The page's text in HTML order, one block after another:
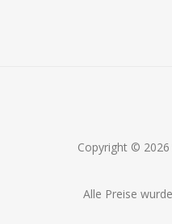
Copyright © 2026
Alle Preise